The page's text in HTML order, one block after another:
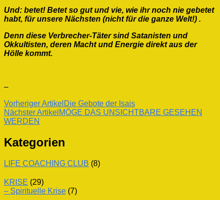
Und: betet! Betet so gut und vie, wie ihr noch nie gebetet
habt, für unsere Nächsten (nicht für die ganze Welt!) .
Denn diese Verbrecher-Täter sind Satanisten und
Okkultisten, deren Macht und Energie direkt aus der
Hölle kommt.
–
Beitragsnavigation
Vorheriger Artikel Die Gebote der Isais
Nächster Artikel MÖGE DAS UNSICHTBARE GESEHEN
WERDEN
Kategorien
LIFE COACHING CLUB (8)
KRISE (29)
– Spirituelle Krise (7)